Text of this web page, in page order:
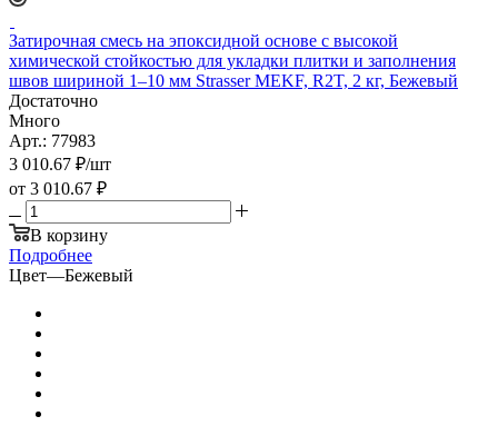
Затирочная смесь на эпоксидной основе с высокой
химической стойкостью для укладки плитки и заполнения
швов шириной 1–10 мм Strasser MEKF, R2T, 2 кг, Бежевый
Достаточно
Много
Арт.: 77983
3 010.67 ₽/шт
от 3 010.67 ₽
В корзину
Подробнее
Цвет—Бежевый